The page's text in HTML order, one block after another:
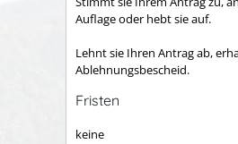
Auflage oder hebt sie auf.
Lehnt sie Ihren Antrag ab,
Ablehnungsbescheid.
Fristen
keine